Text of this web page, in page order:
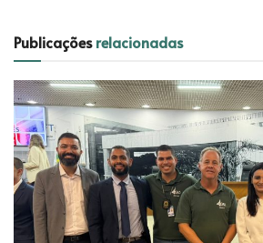
Publicaçõesrelacionadas